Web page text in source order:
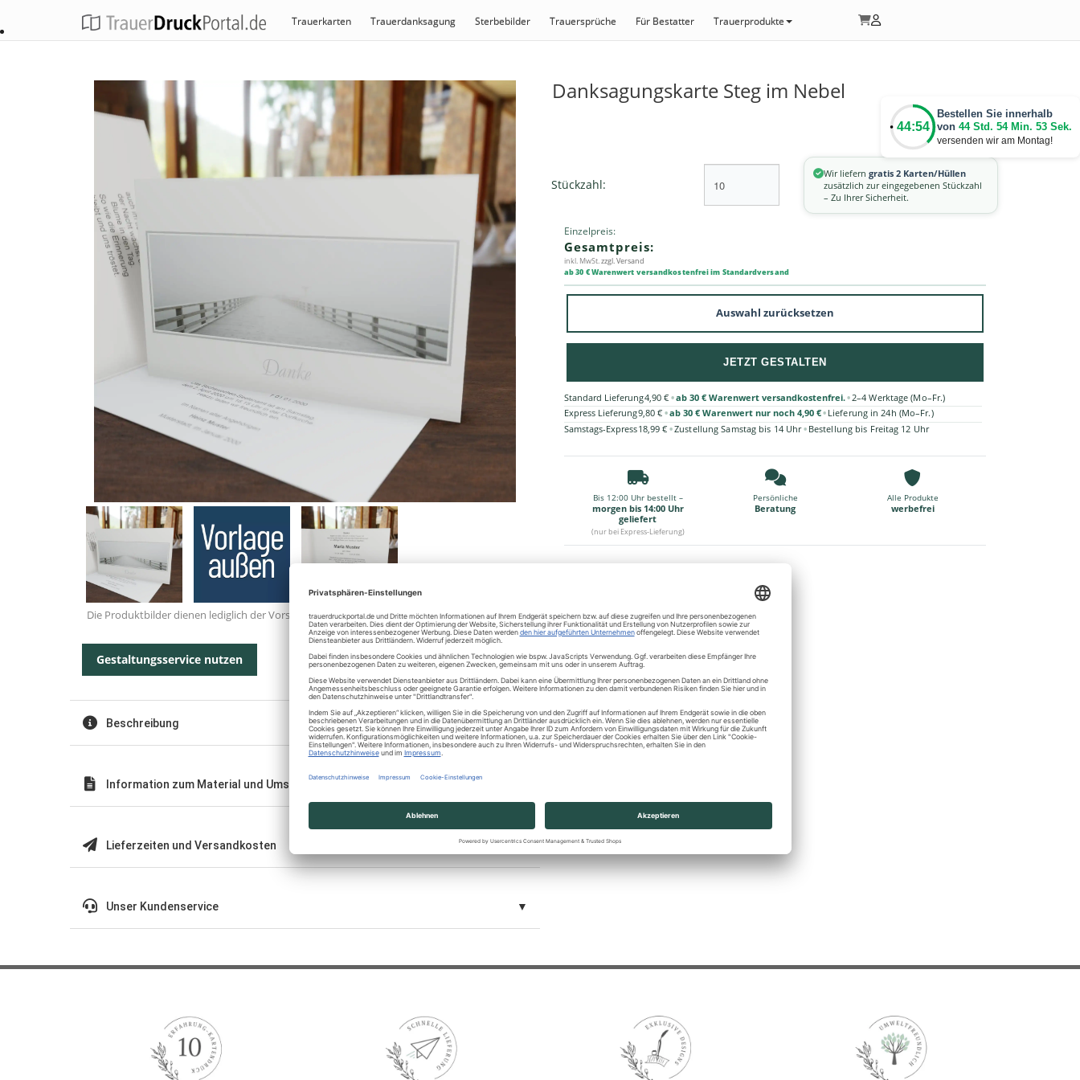
Trauerkarten Trauerdanksagung Sterbebilder Trauersprüche Für Bestatter Trauerprodukte
44:54
Bestellen Sie innerhalb
von 44 Std. 54 Min. 53 Sek.
versenden wir am Montag!
Die Produktbilder dienen lediglich der Vorschau.
Gestaltungsservice nutzen
Danksagungskarte Steg im Nebel
Stückzahl:
Wir liefern gratis 2 Karten/Hüllen
zusätzlich zur eingegebenen Stückzahl
– Zu Ihrer Sicherheit.
Einzelpreis:
Gesamtpreis:
inkl. MwSt. zzgl. Versand
ab 30 € Warenwert versandkostenfrei im Standardversand
Auswahl zurücksetzen
JETZT GESTALTEN
Standard Lieferung4,90 € •ab 30 € Warenwert versandkostenfrei.•2–4 Werktage (Mo–Fr.)
Express Lieferung9,80 € •ab 30 € Warenwert nur noch 4,90 €• Lieferung in 24h (Mo–Fr.)
Samstags-Express18,99 € •Zustellung Samstag bis 14 Uhr • Bestellung bis Freitag 12 Uhr
Bis 12:00 Uhr bestellt –
morgen bis 14:00 Uhr
geliefert
(nur bei Express-Lieferung)
Persönliche
Beratung
Alle Produkte
werbefrei
Beschreibung
Information zum Material und Umschläge
Lieferzeiten und Versandkosten
Unser Kundenservice